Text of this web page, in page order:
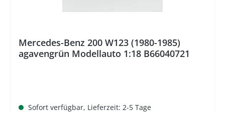
Mercedes-Benz 200 W123 (1980-1985)
agavengrün Modellauto 1:18 B66040721
Sofort verfügbar, Lieferzeit: 2-5 Tage